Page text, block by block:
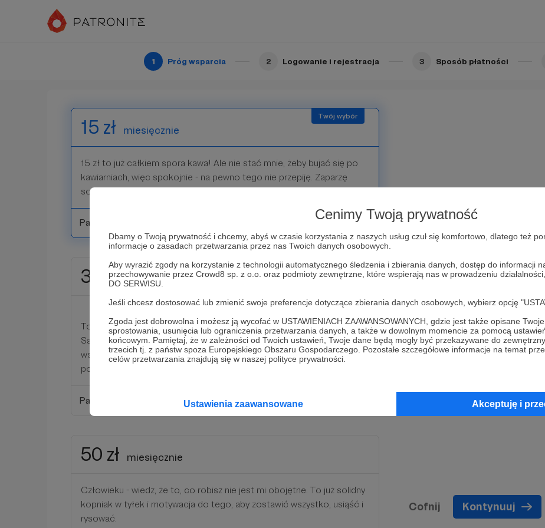
Cenimy Twoją prywatność
Dbamy o Twoją prywatność i chcemy, abyś w czasie korzystania z naszych usług czuł się komfortowo, dlatego też
informacje o zasadach przetwarzania przez nas Twoich danych osobowych.
Aby wyrazić zgody na korzystanie z technologii automatycznego śledzenia i zbierania danych, dostęp do informacji
przechowywanie przez Crowd8 sp. z o.o. oraz podmioty zewnętrzne, które wspierają nas w prowadzeniu
DO SERWISU.
Jeśli chcesz dostosować lub zmienić swoje preferencje dotyczące zbierania danych osobowych, wybierz opcję
Zgoda jest dobrowolna i możesz ją wycofać w USTAWIENIACH ZAAWANSOWANYCH, gdzie jest także opisane
sprostowania, usunięcia lub ograniczenia przetwarzania danych, a także w dowolnym momencie za pomocą
końcowym. Pamiętaj, że w zależności od Twoich ustawień, Twoje dane będą mogły być przekazywane do
trzecich tj. z państw spoza Europejskiego Obszaru Gospodarczego. Pozostałe szczegółowe informacje na temat
celów przetwarzania znajdują się w naszej polityce prywatności.
Ustawienia zaawansowane Akceptuję i
1 Próg wsparcia 2 Logowanie i rejestracja 3 Sposób płatności
15 zł miesięcznie
15 zł to już całkiem spora kawa! Ale nie stać mnie, żeby bujać się po
kawiarniach, więc spokojnie - na pewno tego nie przepiję. Zaparzę
sobie sam, a co! Dzięki za wsparcie - wracam do rysowania :)
Patroni: 0
30 zł miesięcznie
To już całkiem spora kwota, która pozwoli mi rowijać mój Kreatywny
Sajgon. Będę promować najlepsze obrazki w social mediach, aby
wspomóc zasięgi organiczne i rozbawić jeszcze więcej osób w
polskim internecie.
Patroni: 0
50 zł miesięcznie
Człowieku - wiedz, że to, co robisz nie jest mi obojętne. To już solidny
kopniak w tyłek i motywacja do tego, aby zostawić wszystko, usiąść i
rysować.
Cofnij Kontynuuj